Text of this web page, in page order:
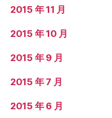
2015 年 11 月
2015 年 10 月
2015 年 9 月
2015 年 7 月
2015 年 6 月